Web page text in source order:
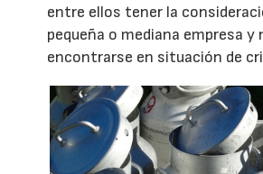
entre ellos tener la
pequeña o mediana empresa y
encontrarse en situación de